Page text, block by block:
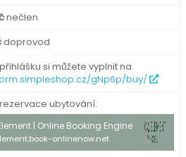
nečlen
doprovod
si můžete vyplnit na
gNp6p/buy/
ubytování:
| Online Booking Engine
onlinenow.net